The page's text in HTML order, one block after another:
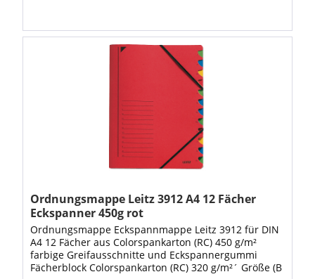
Ordnungsmappe Leitz 3912 A4 12 Fächer
Eckspanner 450g rot
Ordnungsmappe Eckspannmappe Leitz 3912 für DIN
A4 12 Fächer aus Colorspankarton (RC) 450 g/m²
farbige Greifausschnitte und Eckspannergummi
Fächerblock Colorspankarton (RC) 320 g/m²´ Größe (B